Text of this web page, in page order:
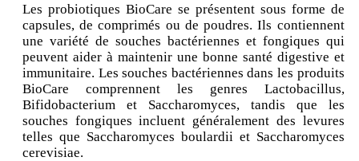
Les probiotiques BioCare se présentent sous forme de
capsules, de comprimés ou de poudres. Ils contiennent
une variété de souches bactériennes et fongiques qui
peuvent aider à maintenir une bonne santé digestive et
immunitaire. Les souches bactériennes dans les produits
BioCare comprennent les genres Lactobacillus,
Bifidobacterium et Saccharomyces, tandis que les
souches fongiques incluent généralement des levures
telles que Saccharomyces boulardii et Saccharomyces
cerevisiae.